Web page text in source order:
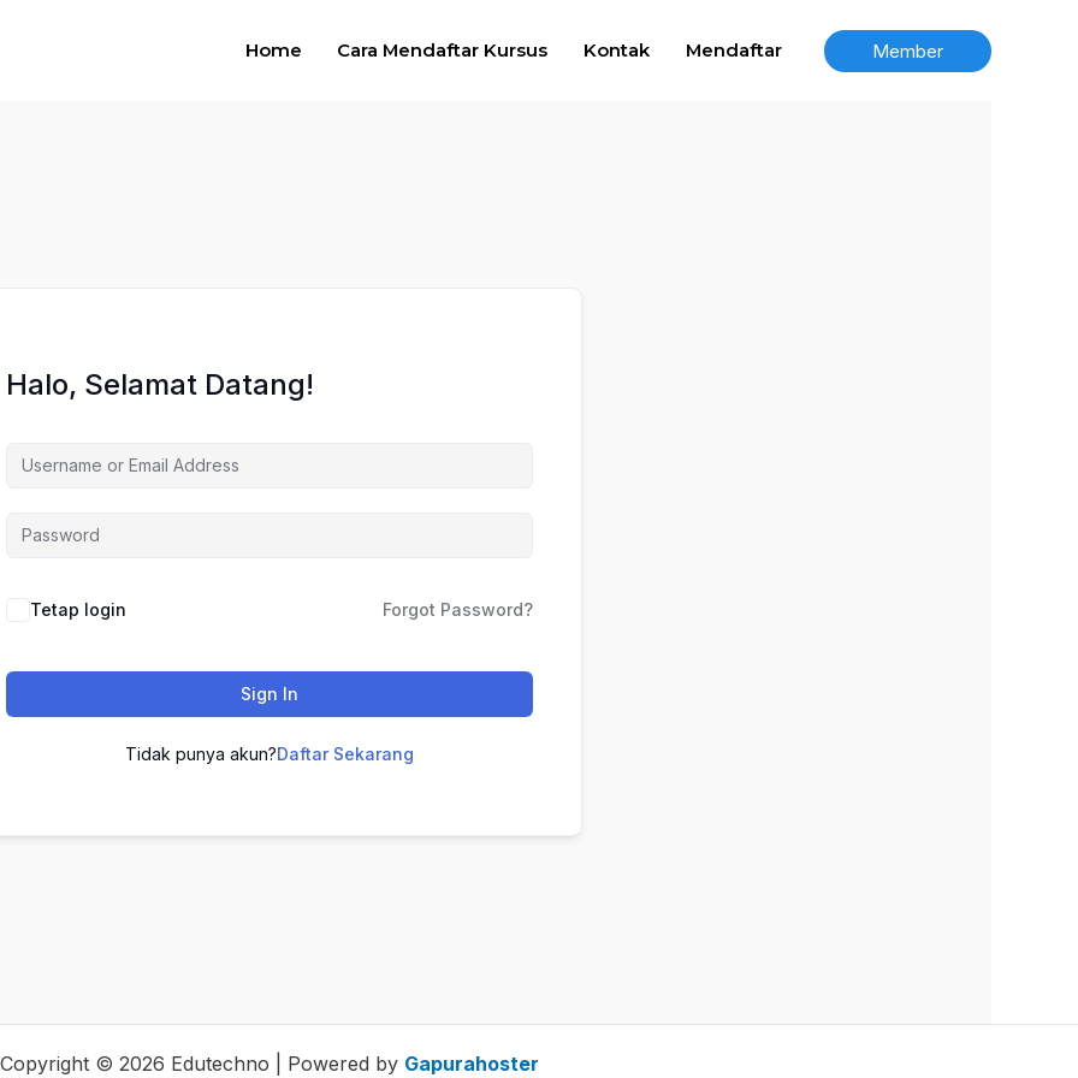
Home Cara Mendaftar Kursus Kontak Mendaftar Member
Halo, Selamat Datang!
Tetap login Forgot Password?
Sign In
Tidak punya akun?Daftar Sekarang
Copyright © 2026 Edutechno | Powered by Gapurahoster